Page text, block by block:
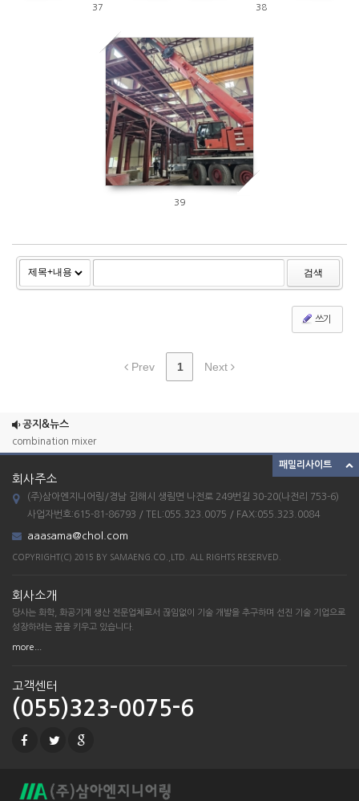
37 38
3894
39
검색
쓰기
Prev 1 Next
공지&뉴스
39
38
37
ETC_23
combination mixer
38
37
패밀리사이트
회사주소
(주)삼아엔지니어링/경남 김해시 생림면 나전로 249번길 30-20(나전리 753-6)
사업자번호:615-81-86793 / TEL:055.323.0075 / FAX:055.323.0084
aaasama@chol.com
COPYRIGHT(C) 2015 BY SAMAENG.CO.,LTD. ALL RIGHTS RESERVED.
회사소개
당사는 화학, 화공기계 생산 전문업체로서 끊임없이 기술 개발을 추구하며 선진 기술 기업으로
성장하려는 꿈을 키우고 있습니다.
more...
고객센터
(055)323-0075-6